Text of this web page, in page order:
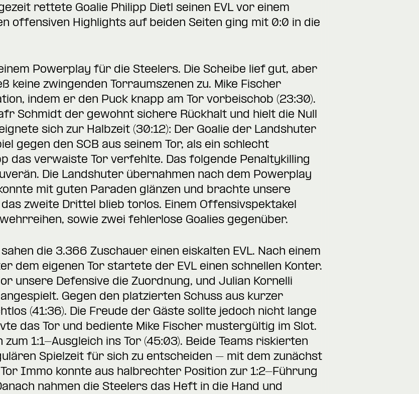
rettete Goalie Philipp Dietl seinen EVL vor einem
offensiven Highlights auf beiden Seiten ging mit 0:0 in die
Powerplay für die Steelers. Die Scheibe lief gut, aber
keine zwingenden Torraumszenen zu. Mike Fischer
indem er den Puck knapp am Tor vorbeischob (23:30).
Schmidt der gewohnt sichere Rückhalt und hielt die Null
sich zur Halbzeit (30:12): Der Goalie der Landshuter
gegen den SCB aus seinem Tor, als ein schlecht
das verwaiste Tor verfehlte. Das folgende Penaltykilling
Die Landshuter übernahmen nach dem Powerplay
mit guten Paraden glänzen und brachte unsere
zweite Drittel blieb torlos. Einem Offensivspektakel
sowie zwei fehlerlose Goalies gegenüber.
die 3.366 Zuschauer einen eiskalten EVL. Nach einem
dem eigenen Tor startete der EVL einen schnellen Konter.
unsere Defensive die Zuordnung, und Julian Kornelli
Gegen den platzierten Schuss aus kurzer
(41:36). Die Freude der Gäste sollte jedoch nicht lange
das Tor und bediente Mike Fischer mustergültig im Slot.
1:1-Ausgleich ins Tor (45:03). Beide Teams riskierten
Spielzeit für sich zu entscheiden – mit dem zunächst
Immo konnte aus halbrechter Position zur 1:2-Führung
nahmen die Steelers das Heft in die Hand und